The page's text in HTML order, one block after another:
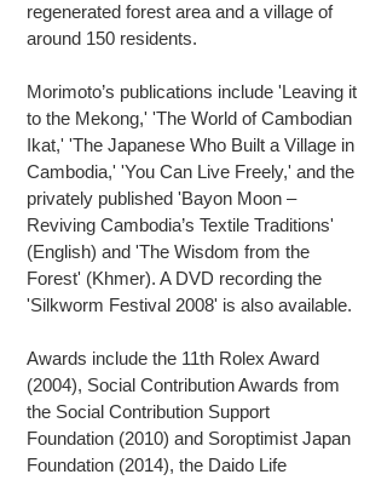
regenerated forest area and a village of
around 150 residents.
Morimoto’s publications include 'Leaving it
to the Mekong,' 'The World of Cambodian
Ikat,' 'The Japanese Who Built a Village in
Cambodia,' 'You Can Live Freely,' and the
privately published 'Bayon Moon –
Reviving Cambodia’s Textile Traditions'
(English) and 'The Wisdom from the
Forest' (Khmer). A DVD recording the
'Silkworm Festival 2008' is also available.
Awards include the 11th Rolex Award
(2004), Social Contribution Awards from
the Social Contribution Support
Foundation (2010) and Soroptimist Japan
Foundation (2014), the Daido Life